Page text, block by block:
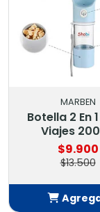
MARBEN
Botella 2 En
Viajes
$9.900
$13.500